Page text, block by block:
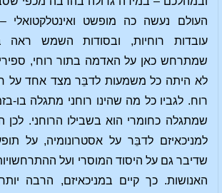
העולם נעשה כה מופשט ואינטלקטואלי –
עובדות רוחיות, ובסודות השמש
שמתרחש כאן על האדמה בתור רוחי,
לא היתה כל משמעות לדבֵּר מצד אחד על
רוח. לגביו כל מה שהינו רוחני מתגלה בו-
שמתגלה כחומרי הוא בשבילו הרוחני. לכן
למניכאיזם לדבֵּר על אסטרונומיה, על
שדיבר גם על היסוד המוסרי ועל
האנושות. כך קיים במניכאיזם, הרבה